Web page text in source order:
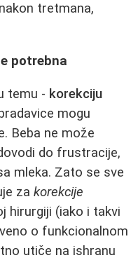
tretmana,
potrebna
temu - korekciju
mogu
Beba ne može
do frustracije,
mleka. Zato se sve
za korekcije
hirurgiji (iako i takvi
o funkcionalnom
utiče na ishranu